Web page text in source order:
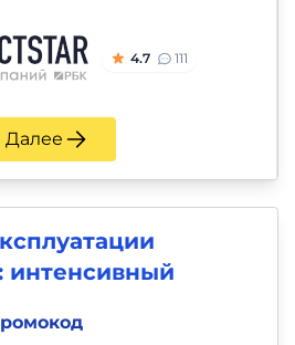
4.7 111
Далее
интенсивный